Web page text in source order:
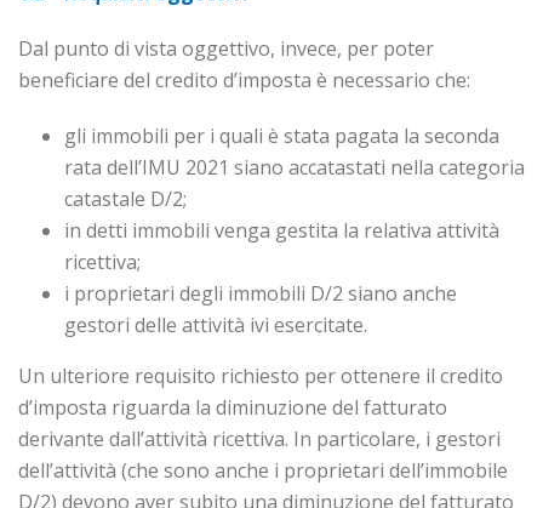
Dal punto di vista oggettivo, invece, per poter
beneficiare del credito d’imposta è necessario che:
gli immobili per i quali è stata pagata la seconda
rata dell’IMU 2021 siano accatastati nella categoria
catastale D/2;
in detti immobili venga gestita la relativa attività
ricettiva;
i proprietari degli immobili D/2 siano anche
gestori delle attività ivi esercitate.
Un ulteriore requisito richiesto per ottenere il credito
d’imposta riguarda la diminuzione del fatturato
derivante dall’attività ricettiva. In particolare, i gestori
dell’attività (che sono anche i proprietari del­l’immobile
D/2) devono aver subito una diminuzione del fatturato